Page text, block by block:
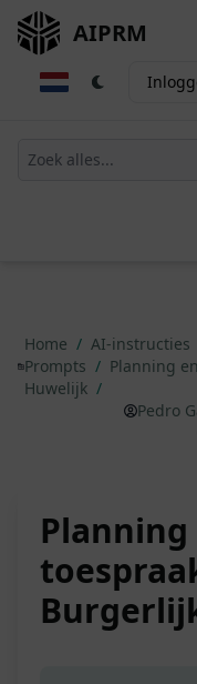
AIPRM
Home / AI-instructies
Prompts / Planning
Huwelijk /
Pedro